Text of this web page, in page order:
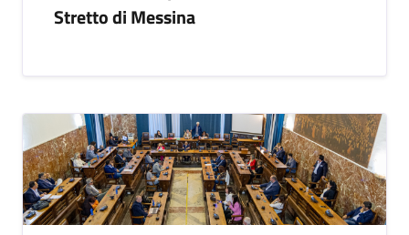
Stretto di Messina